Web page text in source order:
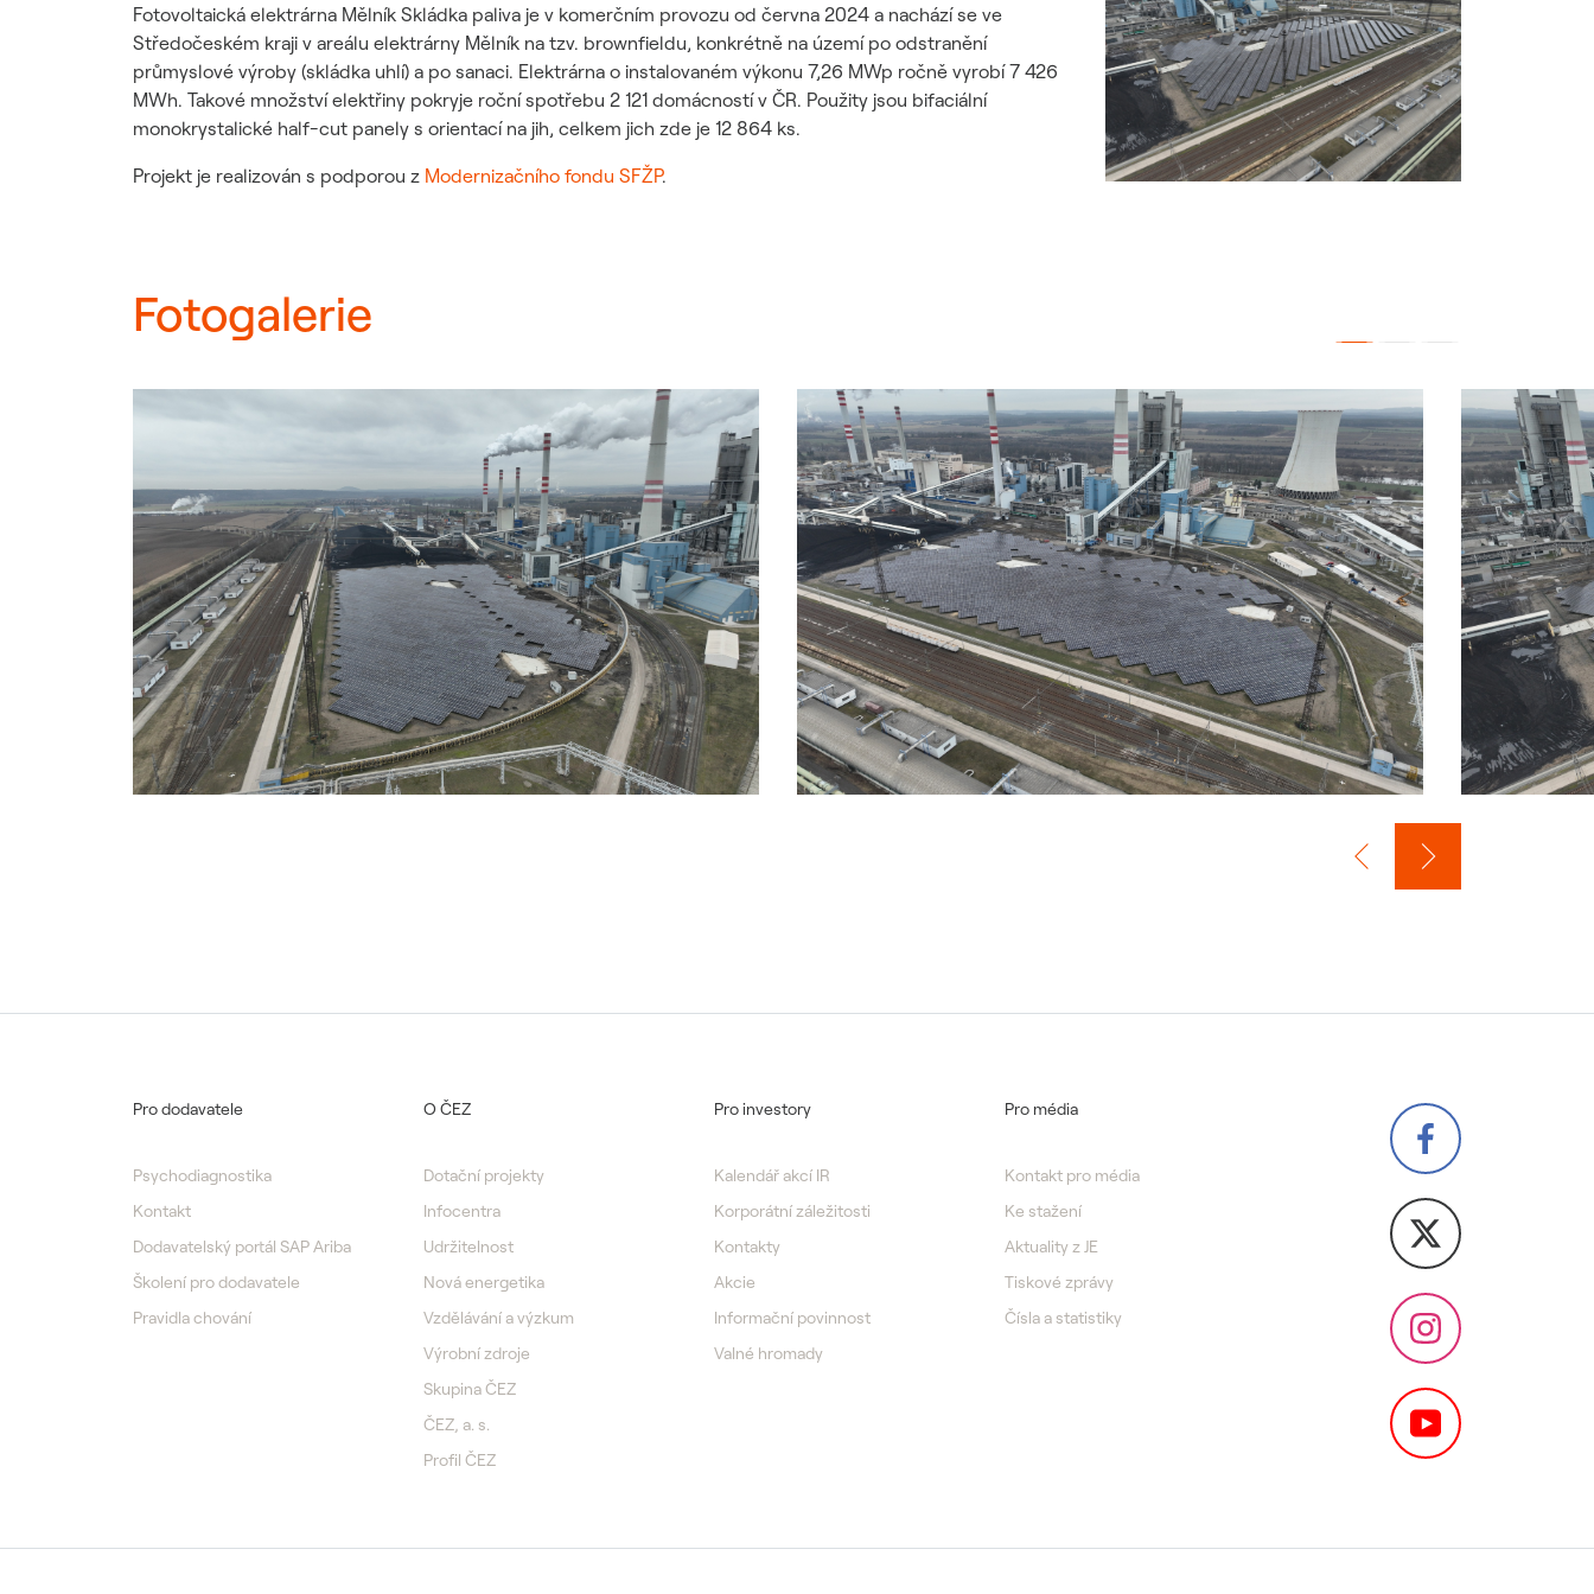
Udržitelný dodavatelský
řetězec / ESG dotazník
Fotovoltaická elektrárna Mělník Skládka paliva je v komerčním provozu od června 2024 a nachází se ve
Středočeském kraji v areálu elektrárny Mělník na tzv. brownfieldu, konkrétně na území po odstranění
průmyslové výroby (skládka uhlí) a po sanaci. Elektrárna o instalovaném výkonu 7,26 MWp ročně vyrobí 7 426
MWh. Takové množství elektřiny pokryje roční spotřebu 2 121 domácností v ČR. Použity jsou bifaciální
monokrystalické half-cut panely s orientací na jih, celkem jich zde je 12 864 ks.
Projekt je realizován s podporou z Modernizačního fondu SFŽP.
Fotogalerie
Pro dodavatele
Psychodiagnostika
Kontakt
Dodavatelský portál SAP Ariba
Školení pro dodavatele
Pravidla chování
O ČEZ
Dotační projekty
Infocentra
Udržitelnost
Nová energetika
Vzdělávání a výzkum
Výrobní zdroje
Skupina ČEZ
ČEZ, a. s.
Profil ČEZ
Pro investory
Kalendář akcí IR
Korporátní záležitosti
Kontakty
Akcie
Informační povinnost
Valné hromady
Pro média
Kontakt pro média
Ke stažení
Aktuality z JE
Tiskové zprávy
Čísla a statistiky